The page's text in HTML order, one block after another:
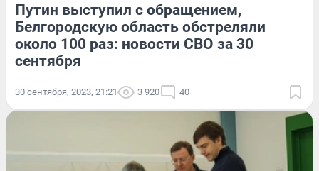
Путин выступил с обращением,
Белгородскую область обстреляли
около 100 раз: новости СВО за 30
сентября
30 сентября, 2023, 21:21 3 920 40